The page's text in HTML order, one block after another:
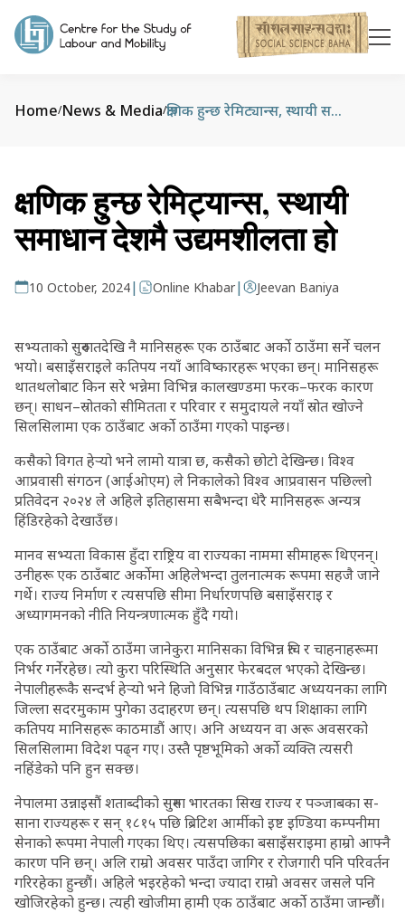
Home/News & Media/ क्षणिक हुन्छ रेमिट्यान्स, स्थायी समाधान देशमै उद्यमशीलता हो
क्षणिक हुन्छ रेमिट्यान्स, स्थायी
समाधान देशमै उद्यमशीलता हो
10 October, 2024| Online Khabar| Jeevan Baniya
सभ्यताको सुरुवातदेखि नै मानिसहरू एक ठाउँबाट अर्को ठाउँमा सर्ने चलन
भयो। बसाइँसराइले कतिपय नयाँ आविष्कारहरू भएका छन्। मानिसहरू
थातथलोबाट किन सरे भन्नेमा विभिन्न कालखण्डमा फरक–फरक कारण
छन्। साधन–स्रोतको सीमितता र परिवार र समुदायले नयाँ स्रोत खोज्ने
सिलसिलामा एक ठाउँबाट अर्को ठाउँमा गएको पाइन्छ।
कसैको विगत हेर्‍यो भने लामो यात्रा छ, कसैको छोटो देखिन्छ। विश्व
आप्रवासी संगठन (आईओएम) ले निकालेको विश्व आप्रवासन पछिल्लो
प्रतिवेदन २०२४ ले अहिले इतिहासमा सबैभन्दा धेरै मानिसहरू अन्यत्र
हिंडिरहेको देखाउँछ।
मानव सभ्यता विकास हुँदा राष्ट्रिय वा राज्यका नाममा सीमाहरू थिएनन्।
उनीहरू एक ठाउँबाट अर्कोमा अहिलेभन्दा तुलनात्मक रूपमा सहजै जाने
गर्थे। राज्य निर्माण र त्यसपछि सीमा निर्धारणपछि बसाइँसराइ र
अध्यागमनको नीति नियन्त्रणात्मक हुँदै गयो।
एक ठाउँबाट अर्को ठाउँमा जानेकुरा मानिसका विभिन्न रुचि र चाहनाहरूमा
निर्भर गर्नेरहेछ। त्यो कुरा परिस्थिति अनुसार फेरबदल भएको देखिन्छ।
नेपालीहरूकै सन्दर्भ हेर्‍यो भने हिजो विभिन्न गाउँठाउँबाट अध्ययनका लागि
जिल्ला सदरमुकाम पुगेका उदाहरण छन्। त्यसपछि थप शिक्षाका लागि
कतिपय मानिसहरू काठमाडौं आए। अनि अध्ययन वा अरू अवसरको
सिलसिलामा विदेश पढ्न गए। उस्तै पृष्ठभूमिको अर्को व्यक्ति त्यसरी
नहिंडेको पनि हुन सक्छ।
नेपालमा उन्नाइसौं शताब्दीको सुरुमा भारतका सिख राज्य र पञ्जाबका स-
साना राज्यहरू र सन् १८१५ पछि ब्रिटिश आर्मीको इष्ट इण्डिया कम्पनीमा
सेनाको रूपमा नेपाली गएका थिए। त्यसपछिका बसाइँसराइमा हाम्रो आफ्नै
कारण पनि छन्। अलि राम्रो अवसर पाउँदा जागिर र रोजगारी पनि परिवर्तन
गरिरहेका हुन्छौं। अहिले भइरहेको भन्दा ज्यादा राम्रो अवसर जसले पनि
खोजिरहेको हुन्छ। त्यही खोजीमा हामी एक ठाउँबाट अर्को ठाउँमा जान्छौं।